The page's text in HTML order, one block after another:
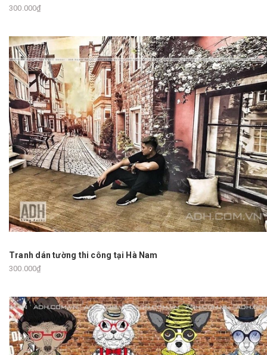
300.000₫
Tranh dán tường thi công tại Hà Nam
300.000₫